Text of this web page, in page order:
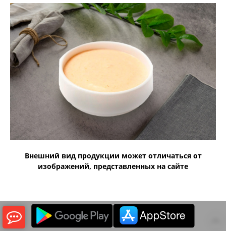
Внешний вид продукции может отличаться от
изображений, представленных на сайте
